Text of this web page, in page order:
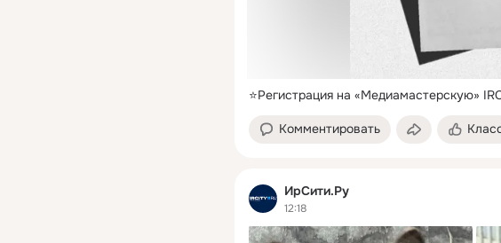
⭐️Регистрация на «Медиамастерскую»
Комментировать
ИрСити.Ру
12:18